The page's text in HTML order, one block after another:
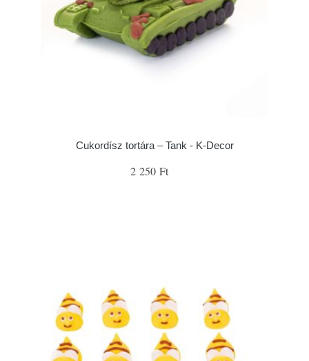
Cukordísz tortára – Tank - K-Decor
2 250 Ft